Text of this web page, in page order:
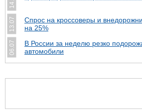
13.07
Спрос на кроссоверы и
на 25%
06.07
В России за неделю резко
автомобили